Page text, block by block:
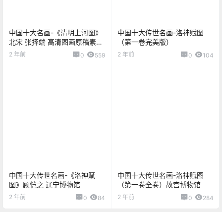
中国十大名画-《清明上河图》
北宋 张择端 高清图画原稿素材
设计临摹
2 年前 0 559
中国十大传世名画-洛神赋图
（第一卷完美版）
2 年前 0 104
中国十大传世名画-《洛神赋
图》顾恺之 辽宁博物馆
2 年前 0 84
中国十大传世名画-洛神赋图
（第一卷全卷）故宫博物馆
2 年前 0 284